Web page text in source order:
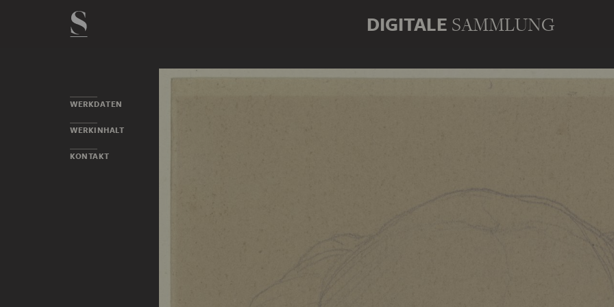
DIGITALE SAMMLUNG
WERKDATEN
WERKINHALT
KONTAKT